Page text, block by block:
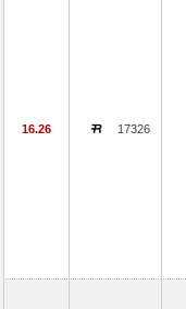
16.26 17326